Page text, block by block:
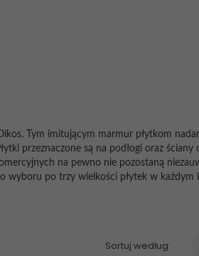
. Tym imitującym marmur płytkom
przeznaczone są na podłogi oraz
na pewno nie pozostaną
wyboru po trzy wielkości płytek w
Sortuj według: